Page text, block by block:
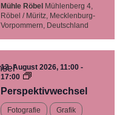
Mühle Röbel Mühlenberg 4,
Röbel / Müritz, Mecklenburg-
Vorpommern, Deutschland
12. August 2026, 11:00 -
17:00
Perspektivwechsel…
Ausstellung
Perspektivwechsel
Fotografie Grafik